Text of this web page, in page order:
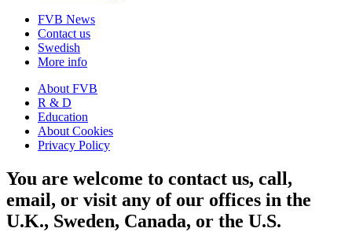
FVB News
Contact us
Swedish
More info
About FVB
R & D
Education
About Cookies
Privacy Policy
You are welcome to contact us, call,
email, or visit any of our offices in the
U.K., Sweden, Canada, or the U.S.